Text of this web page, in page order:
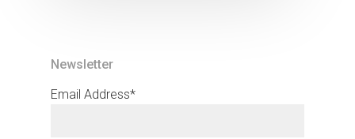
Newsletter
Email Address*